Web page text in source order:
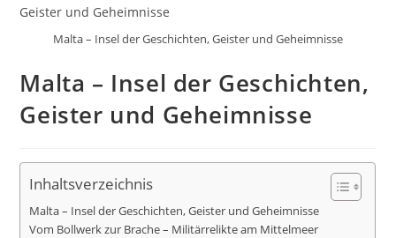
Malta – Insel der Geschichten, Geister und Geheimnisse
Malta – Insel der Geschichten,
Geister und Geheimnisse
Inhaltsverzeichnis
Malta – Insel der Geschichten, Geister und Geheimnisse
Vom Bollwerk zur Brache – Militärrelikte am Mittelmeer